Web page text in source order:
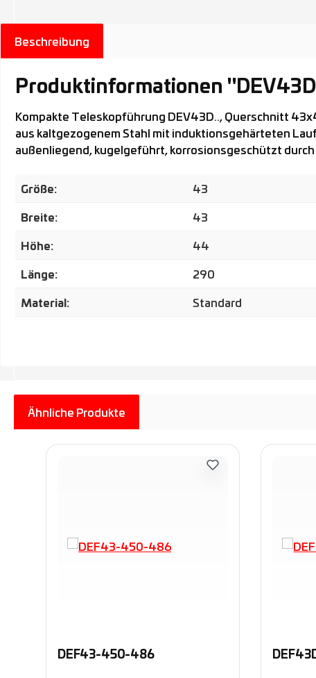
Beschreibung
Produktinformationen
Kompakte Teleskopführung DEV43D.., Querschnitt
aus kaltgezogenem Stahl mit induktionsgehärteten
außenliegend, kugelgeführt, korrosionsgeschützt durch
Größe: 43
Breite: 43
Höhe: 44
Länge: 290
Material: Standard
Ähnliche Produkte
Produktgalerie überspringen
DEF43-450-486